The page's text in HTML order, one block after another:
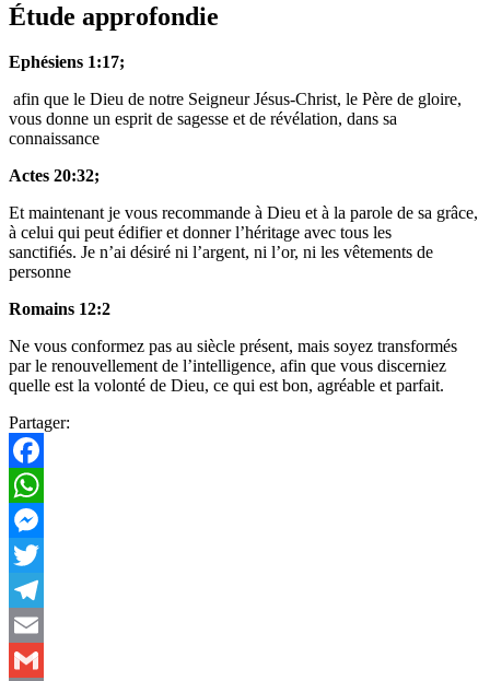
Étude approfondie
Ephésiens 1:17;
afin que le Dieu de notre Seigneur Jésus-Christ, le Père de gloire,
vous donne un esprit de sagesse et de révélation, dans sa
connaissance
Actes 20:32;
Et maintenant je vous recommande à Dieu et à la parole de sa grâce,
à celui qui peut édifier et donner l’héritage avec tous les
sanctifiés. Je n’ai désiré ni l’argent, ni l’or, ni les vêtements de
personne
Romains 12:2
Ne vous conformez pas au siècle présent, mais soyez transformés
par le renouvellement de l’intelligence, afin que vous discerniez
quelle est la volonté de Dieu, ce qui est bon, agréable et parfait.
Partager:
Facebook
WhatsApp
Messenger
Twitter
Telegram
Email